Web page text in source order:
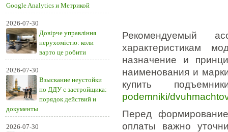
Google Analytics и Метрикой
2026-07-30
Довірче управління
нерухомістю: коли
варто це робити
2026-07-30
Взыскание неустойки
по ДДУ с застройщика:
порядок действий и
документы
2026-07-30
Рекомендуемый
характеристикам
назначение и
наименования и
купить
podemniki/
Перед
оплаты важно